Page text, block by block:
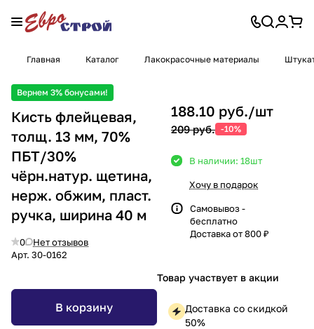
Главная Каталог Лакокрасочные материалы
Вернем 3% бонусами!
Кисть флейцевая,
толщ. 13 мм, 70%
ПБT/30%
чёрн.натур. щетина,
нерж. обжим, пласт.
ручка, ширина 40 м
0
Нет отзывов
Арт. 30-0162
В корзину
188.10 руб./шт
209 руб. -10%
В наличии: 18шт
Хочу в подарок
Самовывоз -
бесплатно
Доставка от 800 ₽
Товар участвует в акции
Доставка со скидкой
50%